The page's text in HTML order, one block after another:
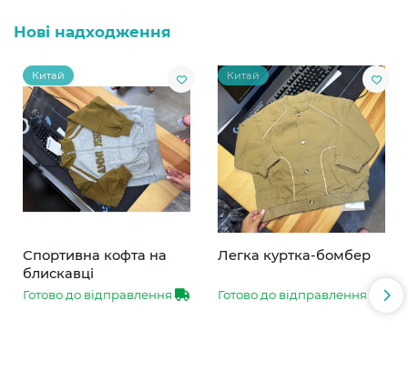
Нові надходження
Китай
Спортивна кофта на
блискавці
Готово до відправлення
Китай
Легка куртка-бомбер
Готово до відправлення